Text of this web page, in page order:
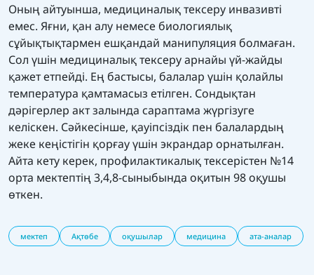
Оның айтуынша, медициналық тексеру инвазивті
емес. Яғни, қан алу немесе биологиялық
сұйықтықтармен ешқандай манипуляция болмаған.
Сол үшін медициналық тексеру арнайы үй-жайды
қажет етпейді. Ең бастысы, балалар үшін қолайлы
температура қамтамасыз етілген. Сондықтан
дәрігерлер акт залында сараптама жүргізуге
келіскен. Сәйкесінше, қауіпсіздік пен балалардың
жеке кеңістігін қорғау үшін экрандар орнатылған.
Айта кету керек, профилактикалық тексерістен №14
орта мектептің 3,4,8-сыныбында оқитын 98 оқушы
өткен.
мектеп Ақтөбе оқушылар медицина ата-аналар